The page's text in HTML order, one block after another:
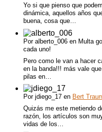
Yo si que pienso que
dinámica, aquellos años
buena, cosa que…
Por alberto_006 en Multa
cada uno!
Pero como le van a hacer
en la banda!!! más vale
pilas en…
Por jdiego_17 en Bert
Quizás me este metiendo
razón, los artículos son
vidas de los…